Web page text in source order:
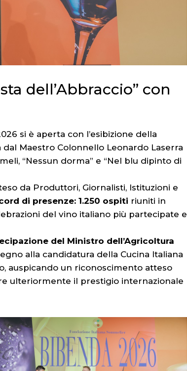
dell’Abbraccio” con
si è aperta con l’esibizione della
dal Maestro Colonnello Leonardo Laserra
“Nessun dorma” e “Nel blu dipinto di
da Produttori, Giornalisti, Istituzioni e
di presenze: 1.250 ospiti riuniti in
del vino italiano più partecipate e
del Ministro dell’Agricoltura
alla candidatura della Cucina Italiana
auspicando un riconoscimento atteso
ulteriormente il prestigio internazionale